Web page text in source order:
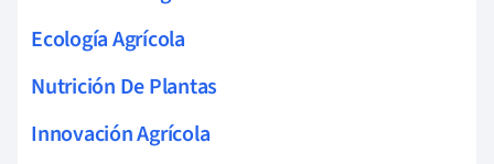
Ecología Agrícola
Nutrición De Plantas
Innovación Agrícola